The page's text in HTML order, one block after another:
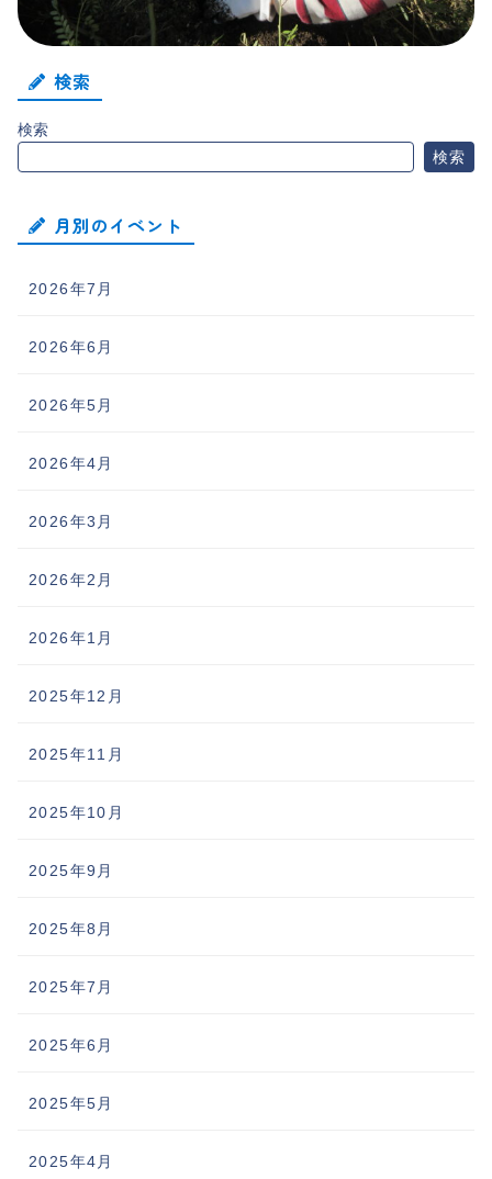
検索
検索
検索
月別のイベント
2026年7月
2026年6月
2026年5月
2026年4月
2026年3月
2026年2月
2026年1月
2025年12月
2025年11月
2025年10月
2025年9月
2025年8月
2025年7月
2025年6月
2025年5月
2025年4月